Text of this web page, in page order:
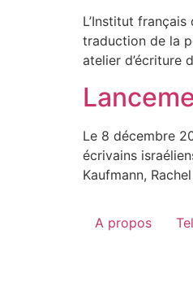
L’Institut
traduction de la
atelier d’écriture
Le 8 décembre
écrivains
Kaufmann,
A propos